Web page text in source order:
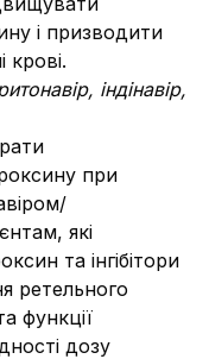
і призводити
крові.
індінавір,
при
які
та інгібітори
ретельного
функції
дозу